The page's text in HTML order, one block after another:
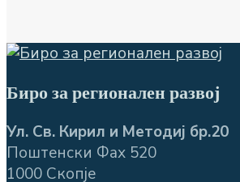
Биро за регионален развој
Ул. Св. Кирил и Методиј бр.20
Поштенски Фах 520
1000 Скопје